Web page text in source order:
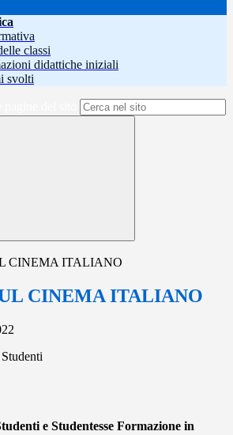
classi
didattiche iniziali
svolti
CINEMA ITALIANO
CINEMA ITALIANO
e Studentesse Formazione in